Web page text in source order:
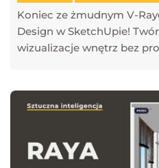
Koniec ze żmudnym V-
Design w SketchUpie!
wizualizacje wnętrz bez